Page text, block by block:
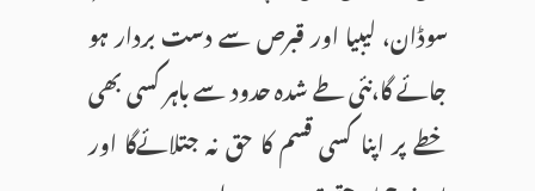
سوڈان، لیبیا اور قبرص سے دست بردار ہو
جائے گا،نئی طے شدہ حدود سے باہر کسی بھی
خطے پر اپنا کسی قسم کا حق نہ جتلائےگا اور